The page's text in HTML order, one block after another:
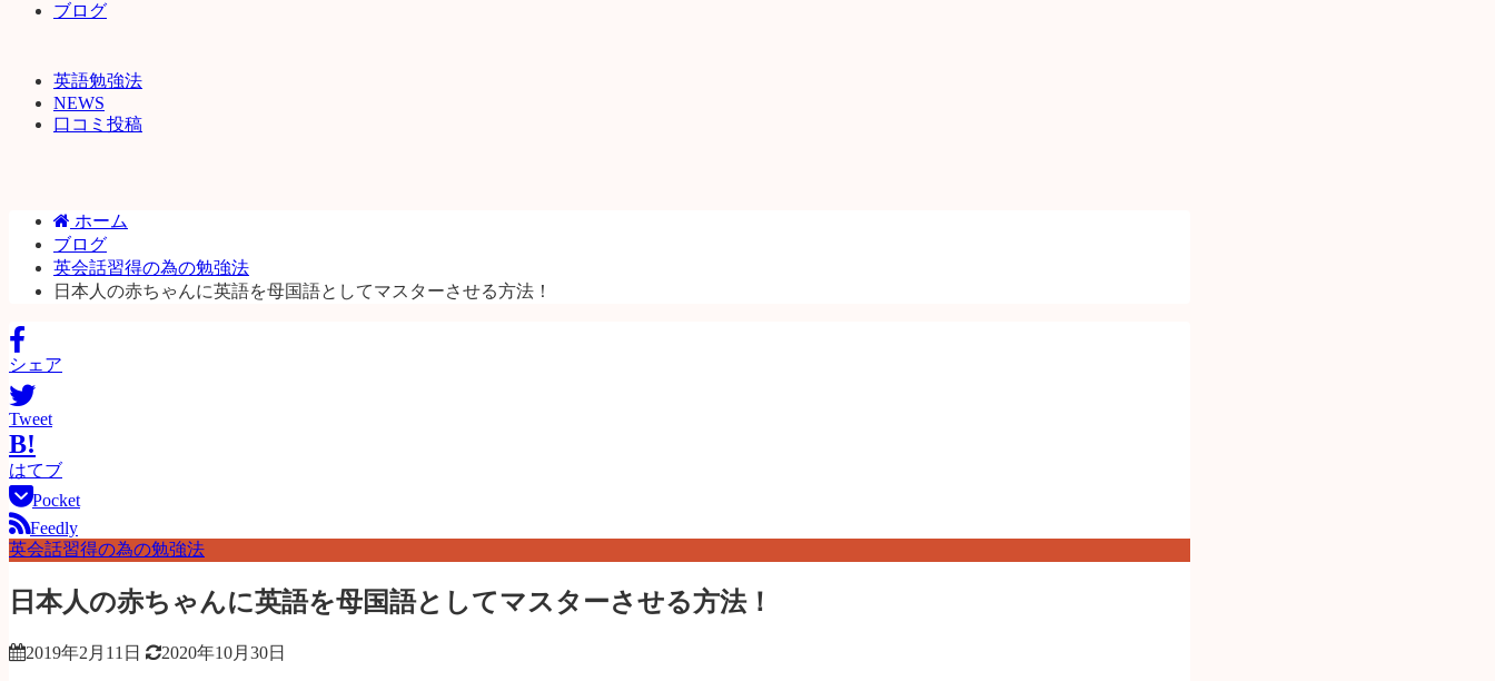
ブログ
英語勉強法
NEWS
口コミ投稿
ホーム
ブログ
英会話習得の為の勉強法
日本人の赤ちゃんに英語を母国語としてマスターさせる方法！
シェア
Tweet
B!
はてブ
Pocket
Feedly
英会話習得の為の勉強法
日本人の赤ちゃんに英語を母国語としてマスターさせる方法！
2019年2月11日 2020年10月30日